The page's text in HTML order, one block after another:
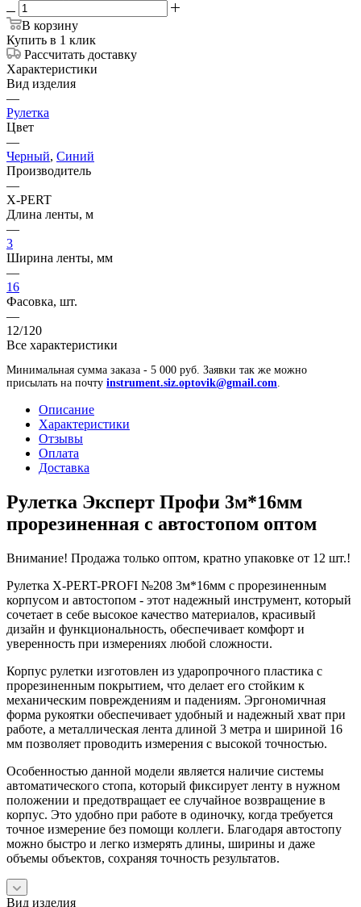
В корзину
Купить в 1 клик
Рассчитать доставку
Характеристики
Вид изделия
—
Рулетка
Цвет
—
Черный, Синий
Производитель
—
X-PERT
Длина ленты, м
—
3
Ширина ленты, мм
—
16
Фасовка, шт.
—
12/120
Все характеристики
Минимальная сумма заказа - 5 000 руб. Заявки так же можно
присылать на почту instrument.siz.optovik@gmail.com
Описание
Характеристики
Отзывы
Оплата
Доставка
Рулетка Эксперт Профи 3м*16мм
прорезиненная с автостопом оптом
Внимание! Продажа только оптом, кратно упаковке от 12 шт.!
Рулетка X-PERT-PROFI №208 3м*16мм с прорезиненным
корпусом и автостопом - этот надежный инструмент, который
сочетает в себе высокое качество материалов, красивый
дизайн и функциональность, обеспечивает комфорт и
уверенность при измерениях любой сложности.
Корпус рулетки изготовлен из ударопрочного пластика с
прорезиненным покрытием, что делает его стойким к
механическим повреждениям и падениям. Эргономичная
форма рукоятки обеспечивает удобный и надежный хват при
работе, а металлическая лента длиной 3 метра и шириной 16
мм позволяет проводить измерения с высокой точностью.
Особенностью данной модели является наличие системы
автоматического стопа, который фиксирует ленту в нужном
положении и предотвращает ее случайное возвращение в
корпус. Это удобно при работе в одиночку, когда требуется
точное измерение без помощи коллеги. Благодаря автостопу
можно быстро и легко измерять длины, ширины и даже
объемы объектов, сохраняя точность результатов.
Вид изделия